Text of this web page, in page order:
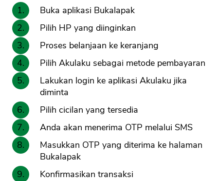
Buka aplikasi Bukalapak
Pilih HP yang diinginkan
Proses belanjaan ke keranjang
Pilih Akulaku sebagai metode pembayaran
Lakukan login ke aplikasi Akulaku jika
diminta
Pilih cicilan yang tersedia
Anda akan menerima OTP melalui SMS
Masukkan OTP yang diterima ke halaman
Bukalapak
Konfirmasikan transaksi